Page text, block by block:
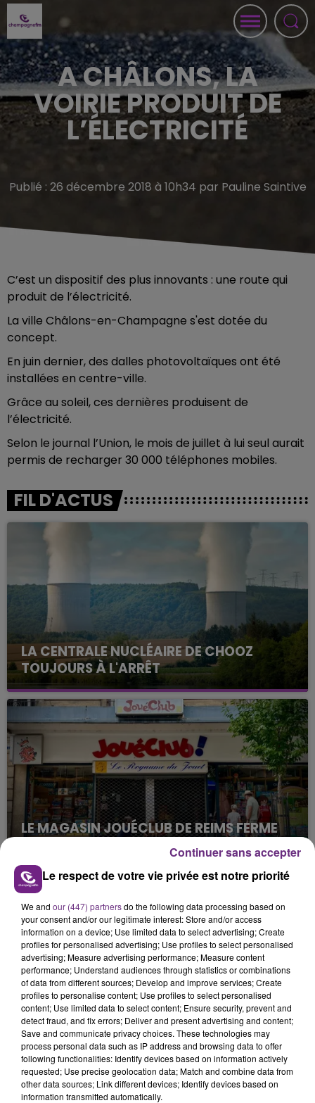
A CHÂLONS, LA
VOIRIE PRODUIT DE
L’ÉLECTRICITÉ
Publié : 26 décembre 2018 à 10h34 par Pauline Saintive
C’est un dispositif des plus innovants : une route qui
produit de l’électricité.
La ville Châlons-en-Champagne s'est dotée du
concept.
En juin dernier, des dalles photovoltaïques ont été
installées en centre-ville.
Grâce au soleil, ces dernières produisent de
l’électricité.
Selon le journal l’Union, le mois de juillet à lui seul aurait
permis de recharger 30 000 téléphones mobiles.
FIL D'ACTUS
LA CENTRALE NUCLÉAIRE DE CHOOZ
TOUJOURS À L'ARRÊT
Cela fait déjà une semaine que la centrale
nucléaire ardennaise est à l'arrêt. Une situation
justifiée par la sécheresse intense qui est toujours
présente.
LE MAGASIN JOUÉCLUB DE REIMS FERME
C'était l'une des institutions du centre-ville
rémois. Le magasin JouéClub est contraint de
fermer ses portes.
TITRES DIFFUSÉS
18h59
18h59
SHAKIRA FEAT. BURNA BOY
18h57
18h57
Le respect de votre vie privée est notre priorité
We and our (447) partnersdo the following data processing based on
your consent and/or our legitimate interest: Store and/or access
information on a device; Use limited data to select advertising; Create
profiles for personalised advertising; Use profiles to select personalised
advertising; Measure advertising performance; Measure content
performance; Understand audiences through statistics or combinations
of data from different sources; Develop and improve services; Create
profiles to personalise content; Use profiles to select personalised
content; Use limited data to select content; Ensure security, prevent and
detect fraud, and fix errors; Deliver and present advertising and content;
Save and communicate privacy choices. These technologies may
process personal data such as IP address and browsing data to offer
following functionalities: Identify devices based on information actively
requested; Use precise geolocation data; Match and combine data from
other data sources; Link different devices; Identify devices based on
information transmitted automatically.
Continuer sans accepter